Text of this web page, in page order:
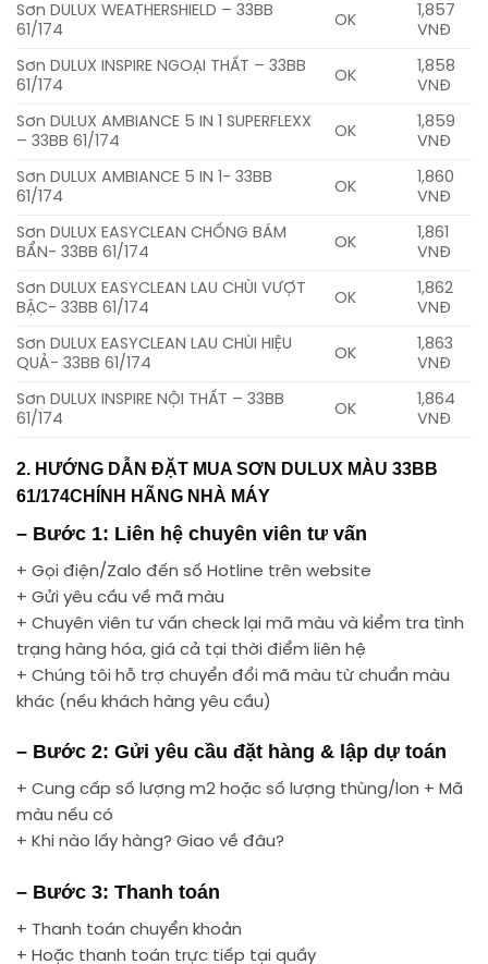
Sơn DULUX WEATHERSHIELD – 33BB
61/174
OK
1,857
VNĐ
Sơn DULUX INSPIRE NGOẠI THẤT – 33BB
61/174
OK
1,858
VNĐ
Sơn DULUX AMBIANCE 5 IN 1 SUPERFLEXX
– 33BB 61/174
OK
1,859
VNĐ
Sơn DULUX AMBIANCE 5 IN 1- 33BB
61/174
OK
1,860
VNĐ
Sơn DULUX EASYCLEAN CHỐNG BÁM
BẨN- 33BB 61/174
OK
1,861
VNĐ
Sơn DULUX EASYCLEAN LAU CHÙI VƯỢT
BẬC- 33BB 61/174
OK
1,862
VNĐ
Sơn DULUX EASYCLEAN LAU CHÙI HIỆU
QUẢ- 33BB 61/174
OK
1,863
VNĐ
Sơn DULUX INSPIRE NỘI THẤT – 33BB
61/174
OK
1,864
VNĐ
2. HƯỚNG DẪN ĐẶT MUA SƠN DULUX MÀU 33BB
61/174CHÍNH HÃNG NHÀ MÁY
– Bước 1: Liên hệ chuyên viên tư vấn
+ Gọi điện/Zalo đến số Hotline trên website
+ Gửi yêu cầu về mã màu
+ Chuyên viên tư vấn check lại mã màu và kiểm tra tình
trạng hàng hóa, giá cả tại thời điểm liên hệ
+ Chúng tôi hỗ trợ chuyển đổi mã màu từ chuẩn màu
khác (nếu khách hàng yêu cầu)
– Bước 2: Gửi yêu cầu đặt hàng & lập dự toán
+ Cung cấp số lượng m2 hoặc số lượng thùng/lon + Mã
màu nếu có
+ Khi nào lấy hàng? Giao về đâu?
– Bước 3: Thanh toán
+ Thanh toán chuyển khoản
+ Hoặc thanh toán trực tiếp tại quầy